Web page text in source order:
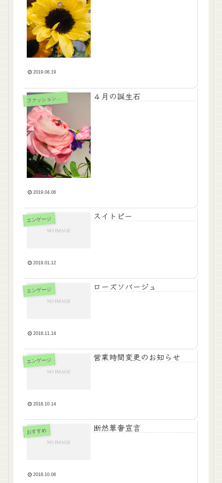
2019.06.19
ファッションジュエリー ４月の誕生石
2019.04.06
エンゲージ スイトピー
2019.01.12
エンゲージ ローズソバージュ
2018.11.14
エンゲージ 営業時間変更のお知らせ
2018.10.14
おすすめ 断然華奢宣言
2018.10.06